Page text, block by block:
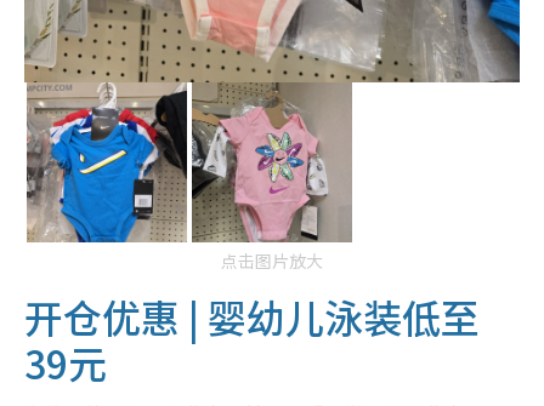
点击图片放大
开仓优惠 | 婴幼儿泳装低至
39元